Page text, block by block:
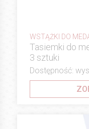
WSTĄŻKI DO
Tasiemki do
3 sztuki
Dostępność: